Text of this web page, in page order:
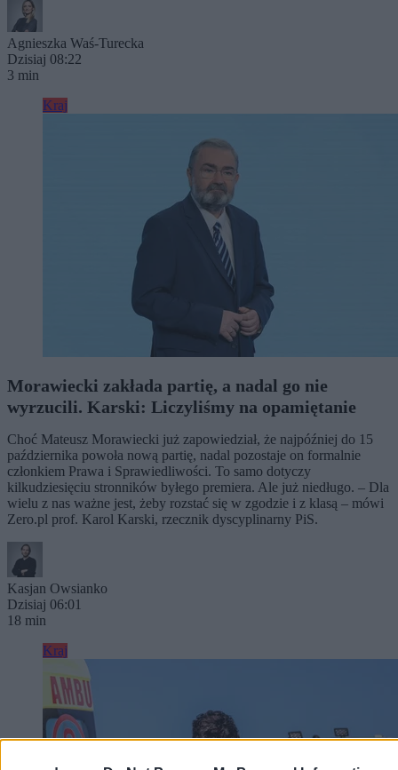
Agnieszka Waś-Turecka
Dzisiaj 08:22
3 min
Kraj
Morawiecki zakłada partię, a nadal go nie
wyrzucili. Karski: Liczyliśmy na opamiętanie
Choć Mateusz Morawiecki już zapowiedział, że najpóźniej do 15
października powoła nową partię, nadal pozostaje on formalnie
członkiem Prawa i Sprawiedliwości. To samo dotyczy
kilkudziesięciu stronników byłego premiera. Ale już niedługo. – Dla
wielu z nas ważne jest, żeby rozstać się w zgodzie i z klasą – mówi
Zero.pl prof. Karol Karski, rzecznik dyscyplinarny PiS.
Kasjan Owsianko
Dzisiaj 06:01
18 min
Kraj